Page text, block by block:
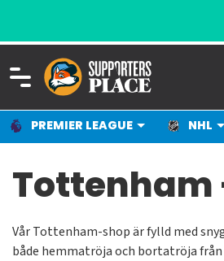
PREMIER LEAGUE NHL
Vår Tottenham-shop är fylld med
både hemmatröja och bortatröja